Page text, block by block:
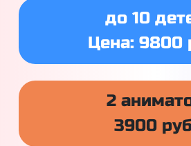
до 10
Цена: 9800
2
3900